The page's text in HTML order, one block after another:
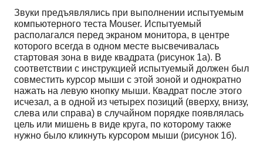
Звуки предъявлялись при выполнении испытуемым
компьютерного теста Mouser. Испытуемый
располагался перед экраном монитора, в центре
которого всегда в одном месте высвечивалась
стартовая зона в виде квадрата (рисунок 1а). В
соответствии с инструкцией испытуемый должен был
совместить курсор мыши с этой зоной и однократно
нажать на левую кнопку мыши. Квадрат после этого
исчезал, а в одной из четырех позиций (вверху, внизу,
слева или справа) в случайном порядке появлялась
цель или мишень в виде круга, по которому также
нужно было кликнуть курсором мыши (рисунок 1б).